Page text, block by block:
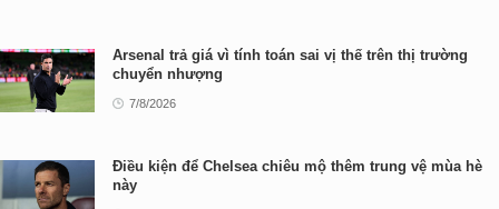
Arsenal trả giá vì tính toán sai vị thế trên thị trường
chuyển nhượng
7/8/2026
Điều kiện để Chelsea chiêu mộ thêm trung vệ mùa hè
này